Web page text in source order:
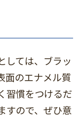
しては、ブラッ
面のエナメル質
習慣をつけるだ
すので、ぜひ意